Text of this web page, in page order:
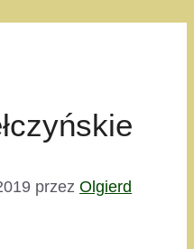
przez Olgierd